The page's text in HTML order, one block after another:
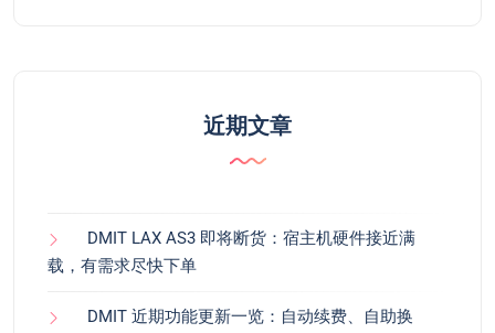
近期文章
DMIT LAX AS3 即将断货：宿主机硬件接近满
载，有需求尽快下单
DMIT 近期功能更新一览：自动续费、自助换